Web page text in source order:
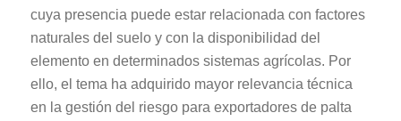
cuya presencia puede estar relacionada con factores
naturales del suelo y con la disponibilidad del
elemento en determinados sistemas agrícolas. Por
ello, el tema ha adquirido mayor relevancia técnica
en la gestión del riesgo para exportadores de palta